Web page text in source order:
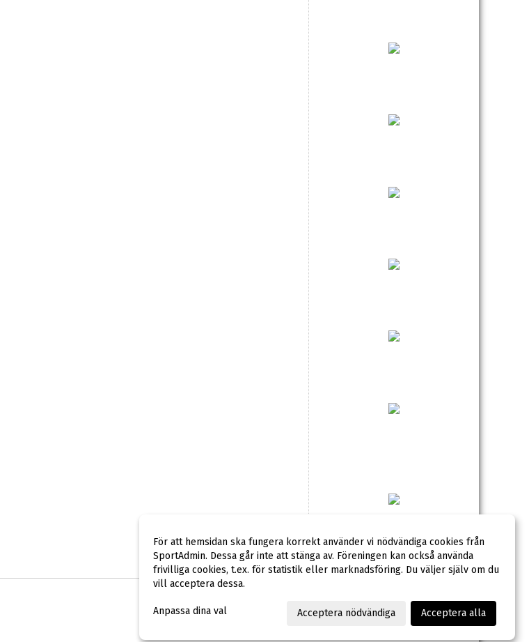
För att hemsidan ska fungera korrekt använder vi nödvändiga cookies från
SportAdmin. Dessa går inte att stänga av. Föreningen kan också använda
frivilliga cookies, t.ex. för statistik eller marknadsföring. Du väljer själv om du
vill acceptera dessa.
Anpassa dina val Acceptera nödvändiga Acceptera alla